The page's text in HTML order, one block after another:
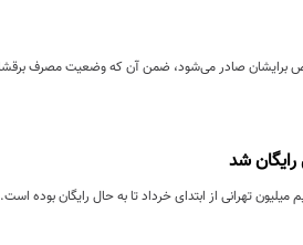
شد
تهرانی از ابتدای خرداد تا به حال رایگان بوده است.